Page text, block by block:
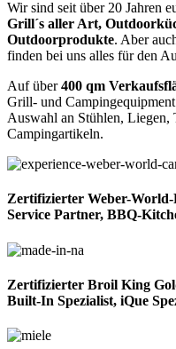
Wir sind seit über 20 Jahren
Grill´s aller Art,
Outdoorprodukte. Aber
finden bei uns alles für den
Auf über400 qm
Grill- und
Auswahl an Stühlen, Liegen,
Campingartikeln.
Zertifizierter Weber-
Service Partner, BBQ-
Zertifizierter Broil King
Built-In Spezialist, iQue